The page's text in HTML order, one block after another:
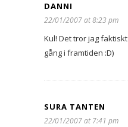
DANNI
22/01/2007 at 8:23 pm
Kul! Det tror jag
gång i framtiden :D)
SURA TANTEN
22/01/2007 at 7:41 pm